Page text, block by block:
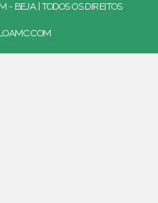
BEJA | TODOS OS DIREITOS